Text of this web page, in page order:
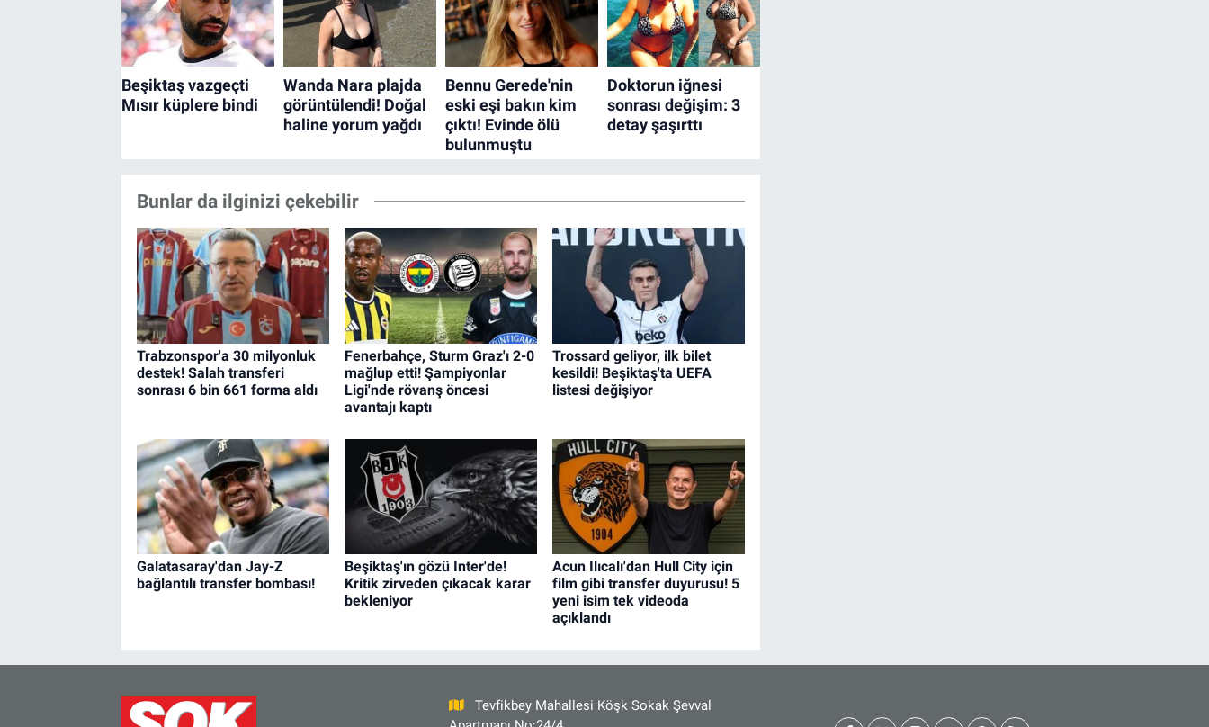
Bunlar da ilginizi çekebilir
Trabzonspor'a 30 milyonluk
destek! Salah transferi
sonrası 6 bin 661 forma aldı
Fenerbahçe, Sturm Graz'ı 2-0
mağlup etti! Şampiyonlar
Ligi'nde rövanş öncesi
avantajı kaptı
Trossard geliyor, ilk bilet
kesildi! Beşiktaş'ta UEFA
listesi değişiyor
Galatasaray'dan Jay-Z
bağlantılı transfer bombası!
Beşiktaş'ın gözü Inter'de!
Kritik zirveden çıkacak karar
bekleniyor
Acun Ilıcalı'dan Hull City için
film gibi transfer duyurusu! 5
yeni isim tek videoda
açıklandı
Tevfikbey Mahallesi Köşk Sokak Şevval